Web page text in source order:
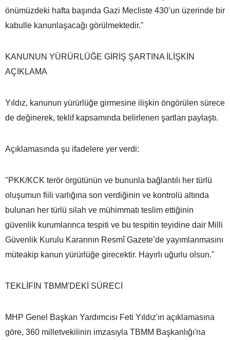
önümüzdeki hafta başında Gazi Mecliste 430’un üzerinde bir
kabulle kanunlaşacağı görülmektedir."
KANUNUN YÜRÜRLÜĞE GİRİŞ ŞARTINA İLİŞKİN
AÇIKLAMA
Yıldız, kanunun yürürlüğe girmesine ilişkin öngörülen sürece
de değinerek, teklif kapsamında belirlenen şartları paylaştı.
Açıklamasında şu ifadelere yer verdi:
"PKK/KCK terör örgütünün ve bununla bağlantılı her türlü
oluşumun fiili varlığına son verdiğinin ve kontrolü altında
bulunan her türlü silah ve mühimmatı teslim ettiğinin
güvenlik kurumlarınca tespiti ve bu tespitin teyidine dair Milli
Güvenlik Kurulu Kararının Resmî Gazete’de yayımlanmasını
müteakip kanun yürürlüğe girecektir. Hayırlı uğurlu olsun."
TEKLİFİN TBMM'DEKİ SÜRECİ
MHP Genel Başkan Yardımcısı Feti Yıldız'ın açıklamasına
göre, 360 milletvekilinin imzasıyla TBMM Başkanlığı'na